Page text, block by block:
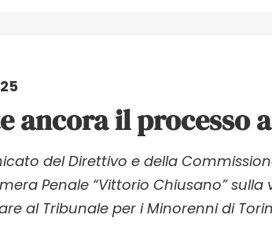
ancora il processo
del Direttivo e della
Penale “Vittorio Chiusano” sulla
al Tribunale per i Minorenni di